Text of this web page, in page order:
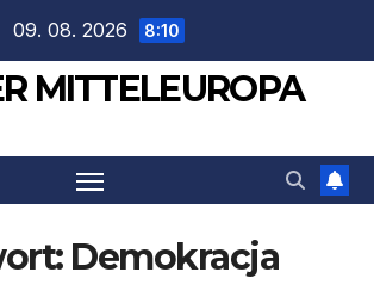
09. 08. 2026 8:10
MITTELEUROPA
Demokracja